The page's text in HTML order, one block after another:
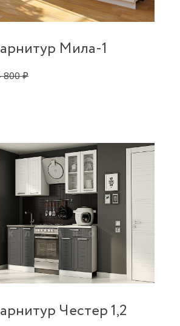
Мила-1
800 ₽
Честер 1,2